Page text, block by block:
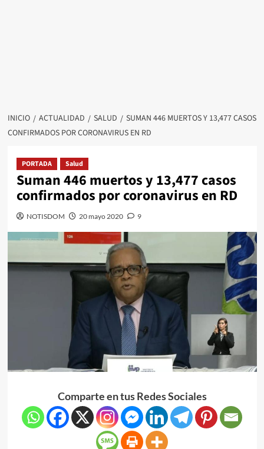
INICIO ACTUALIDAD SALUD
SUMAN 446 MUERTOS Y 13,477 CASOS
CONFIRMADOS POR CORONAVIRUS EN RD
PORTADA Salud
Suman 446 muertos y 13,477 casos
confirmados por coronavirus en RD
NOTISDOM 20 mayo 2020 9
Comparte en tus Redes Sociales